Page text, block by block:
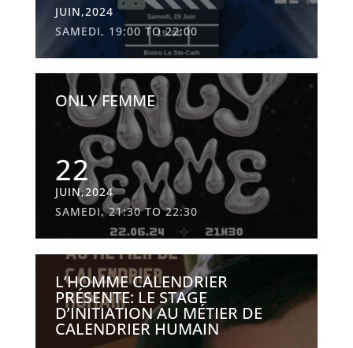
JUIN,2024
SAMEDI, 19:00 TO 22:00
ONLY FEMME
22
JUIN,2024
SAMEDI, 21:30 TO 22:30
L’HOMME CALENDRIER
PRÉSENTE: LE STAGE
D’INITIATION AU MÉTIER DE
CALENDRIER HUMAIN